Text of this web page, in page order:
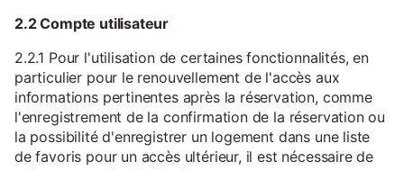
2.2 Compte utilisateur
2.2.1 Pour l'utilisation de certaines fonctionnalités, en
particulier pour le renouvellement de l'accès aux
informations pertinentes après la réservation, comme
l'enregistrement de la confirmation de la réservation ou
la possibilité d'enregistrer un logement dans une liste
de favoris pour un accès ultérieur, il est nécessaire de